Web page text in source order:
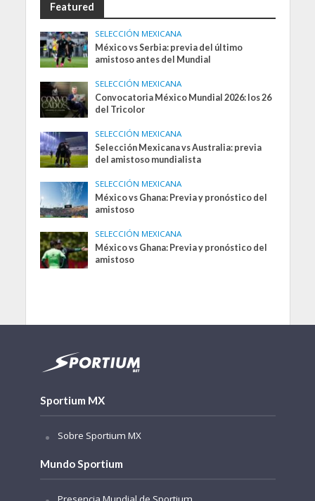
Featured
SELECCIÓN MEXICANA
México vs Serbia: previa del último
amistoso antes del Mundial
SELECCIÓN MEXICANA
Convocatoria México Mundial 2026: los 26
del Tricolor
SELECCIÓN MEXICANA
Selección Mexicana vs Australia: previa
del amistoso mundialista
SELECCIÓN MEXICANA
México vs Ghana: Previa y pronóstico del
amistoso
SELECCIÓN MEXICANA
México vs Ghana: Previa y pronóstico del
amistoso
Sportium MX
Sobre Sportium MX
Mundo Sportium